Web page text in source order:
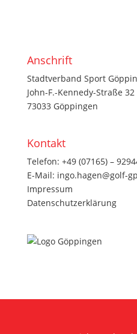
Anschrift
Stadtverband Sport
John-F.-Kennedy-Straße 32
73033 Göppingen
Kontakt
Telefon: +49 (07165) –
E-Mail: ingo.hagen@golf-
Impressum
Datenschutzerklärung